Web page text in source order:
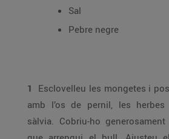
Sal
Pebre negre
1
Esclovelleu les mongetes i
amb l’os de pernil, les
sàlvia. Cobriu-ho generosament amb aigua i feu